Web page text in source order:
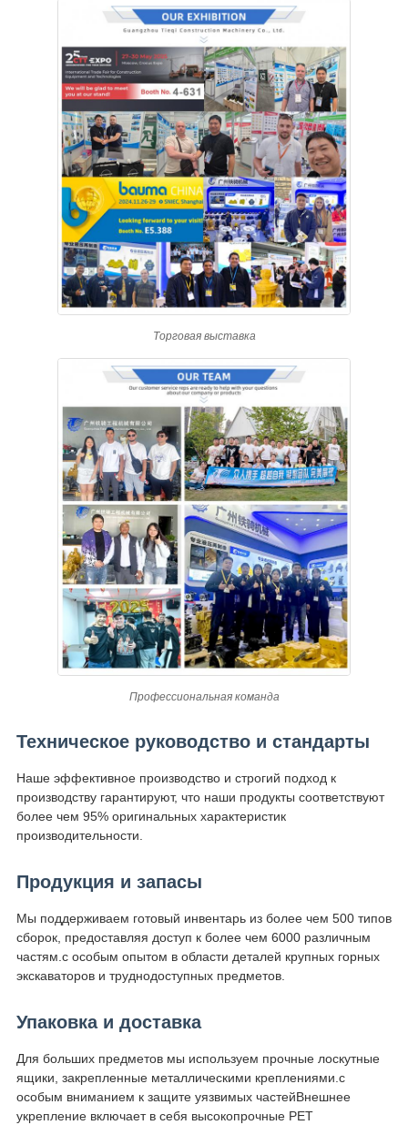
Торговая выставка
Профессиональная команда
Техническое руководство и стандарты
Наше эффективное производство и строгий подход к
производству гарантируют, что наши продукты соответствуют
более чем 95% оригинальных характеристик
производительности.
Продукция и запасы
Мы поддерживаем готовый инвентарь из более чем 500 типов
сборок, предоставляя доступ к более чем 6000 различным
частям.с особым опытом в области деталей крупных горных
экскаваторов и труднодоступных предметов.
Упаковка и доставка
Для больших предметов мы используем прочные лоскутные
ящики, закрепленные металлическими креплениями.с
особым вниманием к защите уязвимых частейВнешнее
укрепление включает в себя высокопрочные PET